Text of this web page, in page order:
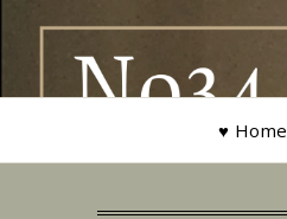
inhoud
♥ Home